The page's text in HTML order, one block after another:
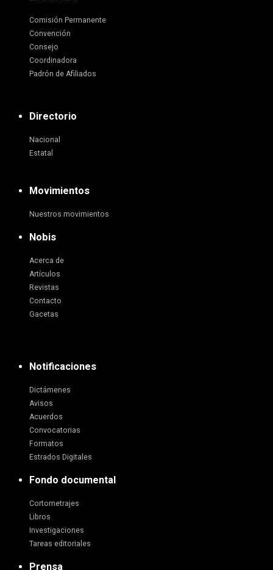
Comisión Permanente
Convención
Consejo
Coordinadora
Padrón de Afiliados
Directorio
Nacional
Estatal
Movimientos
Nuestros movimientos
Nobis
Acerca de
Artículos
Revistas
Contacto
Gacetas
Notificaciones
Dictámenes
Avisos
Acuerdos
Convocatorias
Formatos
Estrados Digitales
Fondo documental
Cortometrajes
Libros
Investigaciones
Tareas editoriales
Prensa